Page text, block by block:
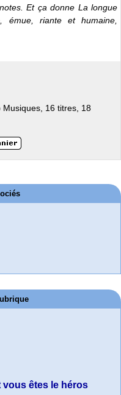
Et ça donne La longue
émue, riante et humaine,
16 titres, 18
vous êtes le héros